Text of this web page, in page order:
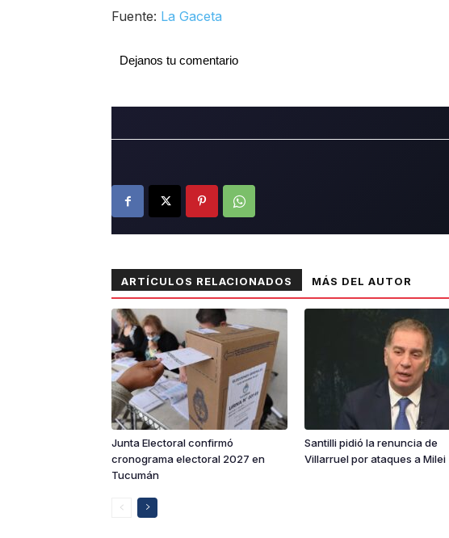
Fuente: La Gaceta
Dejanos tu comentario
ARTÍCULOS RELACIONADOS MÁS DEL AUTOR
Junta Electoral confirmó
cronograma electoral 2027 en
Tucumán
Santilli pidió la renuncia de
Villarruel por ataques a Milei